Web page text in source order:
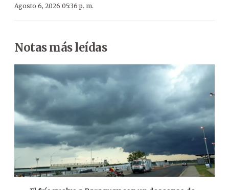
Agosto 6, 2026 05:36 p. m.
Notas más leídas